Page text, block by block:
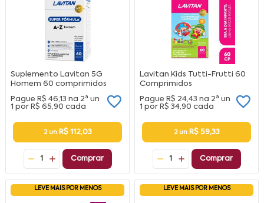
Suplemento Lavitan 5G
Homem 60 comprimidos
Pague R$ 46,13 na 2ª un
1 por R$ 65,90 cada
2 un R$ 112,03
1 Comprar
Lavitan Kids Tutti-Frutti 60
Comprimidos
Pague R$ 24,43 na 2ª un
1 por R$ 34,90 cada
2 un R$ 59,33
1 Comprar
LEVE MAIS POR MENOS LEVE MAIS POR MENOS